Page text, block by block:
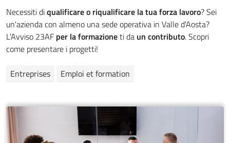
Necessiti diqualificare o riqualificare la tua forza lavoro? Sei
un'azienda con almeno una sede operativa in Valle d'Aosta?
L'Avviso 23AF per la formazioneti da un contributo. Scopri
come presentare i progetti!
Entreprises
Emploi et formation